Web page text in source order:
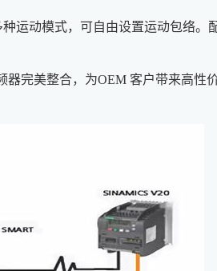
运动模式，可自由设置运动包络。
器完美整合，为OEM 客户带来高性